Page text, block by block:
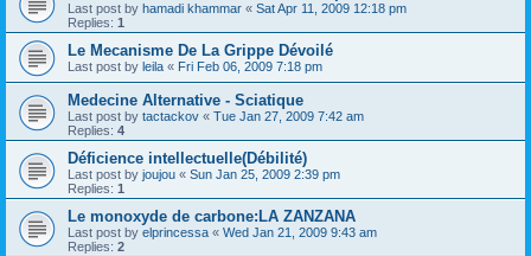
Last post by hamadi khammar « Sat Apr 11, 2009 12:18 pm
Replies: 1
Le Mecanisme De La Grippe Dévoilé
Last post by leila « Fri Feb 06, 2009 7:18 pm
Medecine Alternative - Sciatique
Last post by tactackov « Tue Jan 27, 2009 7:42 am
Replies: 4
Déficience intellectuelle(Débilité)
Last post by joujou « Sun Jan 25, 2009 2:39 pm
Replies: 1
Le monoxyde de carbone:LA ZANZANA
Last post by elprincessa « Wed Jan 21, 2009 9:43 am
Replies: 2